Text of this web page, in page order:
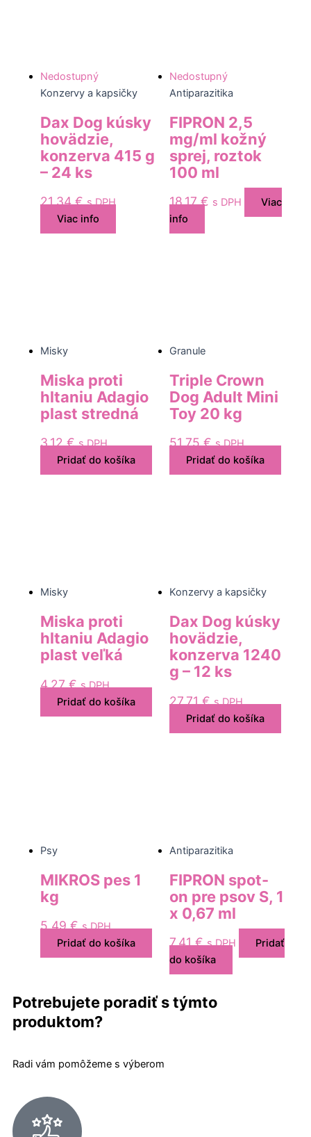
Nedostupný
Konzervy a kapsičky
Dax Dog kúsky
hovädzie,
konzerva 415 g
– 24 ks
21,34€ s DPH
Viac info
Nedostupný
Antiparazitika
FIPRON 2,5
mg/ml kožný
sprej, roztok
100 ml
18,17€ s DPH
Viac
info
Misky
Miska proti
hltaniu Adagio
plast stredná
3,12€ s DPH
Pridať do košíka
Granule
Triple Crown
Dog Adult Mini
Toy 20 kg
51,75€ s DPH
Pridať do košíka
Misky
Miska proti
hltaniu Adagio
plast veľká
4,27€ s DPH
Pridať do košíka
Konzervy a kapsičky
Dax Dog kúsky
hovädzie,
konzerva 1240
g – 12 ks
27,71€ s DPH
Pridať do košíka
Psy
MIKROS pes 1
kg
5,49€ s DPH
Pridať do košíka
Antiparazitika
FIPRON spot-
on pre psov S, 1
x 0,67 ml
7,41€ s DPH
Pridať
do košíka
Potrebujete poradiť s týmto
produktom?
Radi vám pomôžeme s výberom